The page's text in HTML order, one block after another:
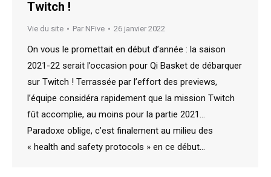
Twitch !
Vie du site Par NFive 26 janvier 2022
On vous le promettait en début d’année : la saison
2021-22 serait l’occasion pour Qi Basket de débarquer
sur Twitch ! Terrassée par l’effort des previews,
l’équipe considéra rapidement que la mission Twitch
fût accomplie, au moins pour la partie 2021…
Paradoxe oblige, c’est finalement au milieu des
« health and safety protocols » en ce début…